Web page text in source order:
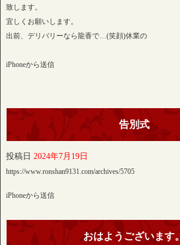
致します。
宜しくお願いします。
出前、デリバリーなら龍香で…(笑顔)休業の
iPhoneから送信
告別式
投稿日 2024年7月19日
https://www.ronshan9131.com/archives/5705
iPhoneから送信
おはようございます。